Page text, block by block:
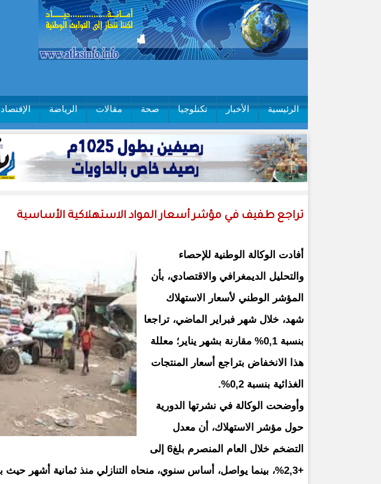
الرئيسية الأخبار تكنلوجيا صحة مقالات الرياضة الإقتصاد
تراجع طفيف في مؤشر أسعار المواد الاستهلاكية الأساسية
أفادت الوكالة الوطنية للإحصاء
والتحليل الديمغرافي والاقتصادي، بأن
المؤشر الوطني لأسعار الاستهلاك
شهد، خلال شهر فبراير الماضي، تراجعا
بنسبة 0,1% مقارنة بشهر يناير؛ معللة
هذا الانخفاض بتراجع أسعار المنتجات
الغذائية بنسبة 0,2%.
وأوضحت الوكالة في نشرتها الدورية
حول مؤشر الاستهلاك، أن معدل
التضخم خلال العام المنصرم بلغ6 إلى
+2,3%، بينما يواصل، أساس سنوي، منحاه التنازلي منذ ثمانية أشهر حيث بلغ +0,8% خلال شهر فبراير 2025.